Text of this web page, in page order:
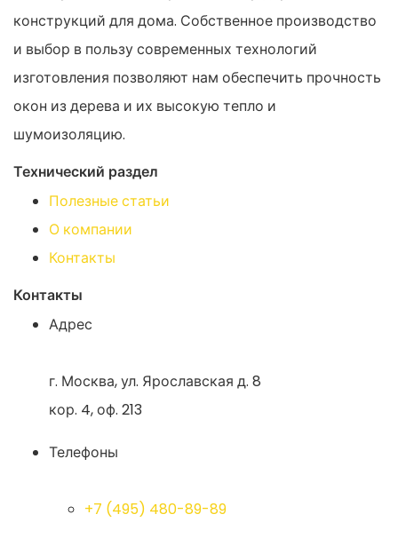
конструкций для дома. Собственное производство
и выбор в пользу современных технологий
изготовления позволяют нам обеспечить прочность
окон из дерева и их высокую тепло и
шумоизоляцию.
Технический раздел
Полезные статьи
О компании
Контакты
Контакты
Адрес
г. Москва, ул. Ярославская д. 8
кор. 4, оф. 213
Телефоны
+7 (495) 480-89-89